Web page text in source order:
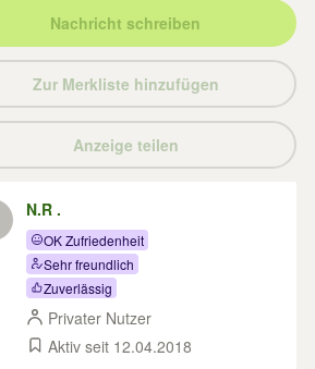
Nachricht schreiben
Zur Merkliste hinzufügen
Anzeige teilen
N.R .
OK Zufriedenheit
Sehr freundlich
Zuverlässig
Privater Nutzer
Aktiv seit 12.04.2018